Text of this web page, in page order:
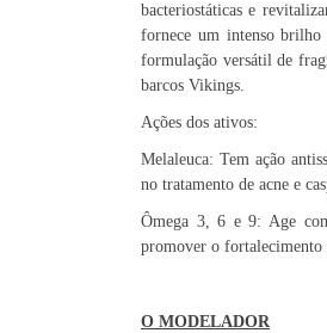
bacteriostáticas e
fornece um intenso brilho
formulação versátil de
barcos Vikings.
Ações dos ativos:
Melaleuca: Tem ação
no tratamento de acne e
Ômega 3, 6 e 9: Age
promover o fortalecimento
O MODELADOR